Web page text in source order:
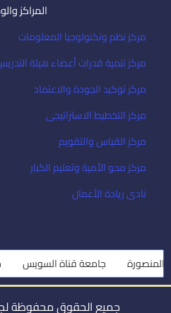
المراكز
مركز نظم وتكنولوجيا المعلومات
مركز تنمية قدرات أعضاء هيئة
مركز توكيد الجودة والاعتماد
مركز التخطيط الاستراتيجى
مركز القياس والتقويم
مركز محو الأمية وتعليم الكبار
نادى ريادة الأعمال
جامعة قناة السويس
جميع الحقوق محفوظة